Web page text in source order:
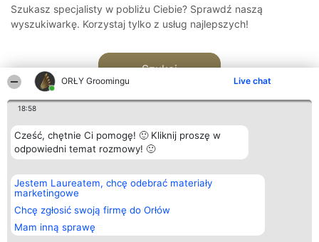
ORŁY Groomingu Live chat
18:58
Cześć, chętnie Ci pomogę! 🙂 Kliknij proszę w
odpowiedni temat rozmowy! 🙂
Jestem Laureatem, chcę odebrać materiały
marketingowe
Chcę zgłosić swoją firmę do Orłów
Mam inną sprawę
Szukasz specjalisty w pobliżu Ciebie? Sprawdź naszą
wyszukiwarkę. Korzystaj tylko z usług najlepszych!
Szukaj
Organizator plebiscytu
Bright Side Solutions sp. z o.
o. sp. k.
ul. Ruska 22
Wrocław 50-079
KRS 0000749100 | Regon
381313360 | NIP 8943132676
Plebiscyt
Laureaci
wszystkich
Laureatów
Regulamin
Kontakt
Kontakt